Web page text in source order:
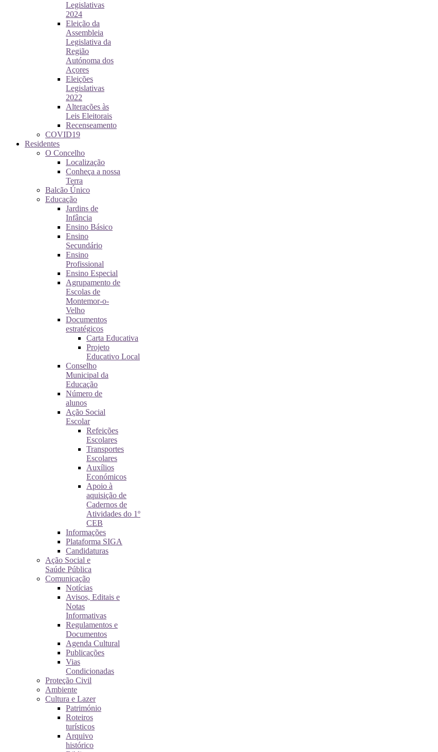
Legislativas
2024
Eleição da
Assembleia
Legislativa da
Região
Autónoma dos
Açores
Eleições
Legislativas
2022
Alterações às
Leis Eleitorais
Recenseamento
COVID19
Residentes
O Concelho
Localização
Conheça a nossa
Terra
Balcão Único
Educação
Jardins de
Infância
Ensino Básico
Ensino
Secundário
Ensino
Profissional
Ensino Especial
Agrupamento de
Escolas de
Montemor-o-
Velho
Documentos
estratégicos
Carta Educativa
Projeto
Educativo Local
Conselho
Municipal da
Educação
Número de
alunos
Ação Social
Escolar
Refeições
Escolares
Transportes
Escolares
Auxílios
Económicos
Apoio à
aquisição de
Cadernos de
Atividades do 1º
CEB
Informações
Plataforma SIGA
Candidaturas
Ação Social e
Saúde Pública
Comunicação
Notícias
Avisos, Editais e
Notas
Informativas
Regulamentos e
Documentos
Agenda Cultural
Publicações
Vias
Condicionadas
Proteção Civil
Ambiente
Cultura e Lazer
Património
Roteiros
turísticos
Arquivo
histórico